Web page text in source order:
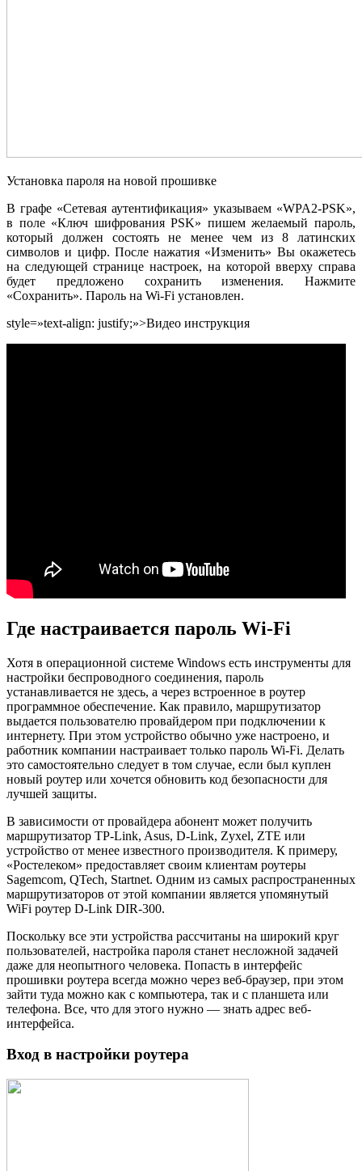
Установка пароля на новой прошивке
В графе «Сетевая аутентификация» указываем «WPA2-PSK»,
в поле «Ключ шифрования PSK» пишем желаемый пароль,
который должен состоять не менее чем из 8 латинских
символов и цифр. После нажатия «Изменить» Вы окажетесь
на следующей странице настроек, на которой вверху справа
будет предложено сохранить изменения. Нажмите
«Сохранить». Пароль на Wi-Fi установлен.
style=»text-align: justify;»>Видео инструкция
Где настраивается пароль Wi-Fi
Хотя в операционной системе Windows есть инструменты для
настройки беспроводного соединения, пароль
устанавливается не здесь, а через встроенное в роутер
программное обеспечение. Как правило, маршрутизатор
выдается пользователю провайдером при подключении к
интернету. При этом устройство обычно уже настроено, и
работник компании настраивает только пароль Wi-Fi. Делать
это самостоятельно следует в том случае, если был куплен
новый роутер или хочется обновить код безопасности для
лучшей защиты.
В зависимости от провайдера абонент может получить
маршрутизатор TP-Link, Asus, D-Link, Zyxel, ZTE или
устройство от менее известного производителя. К примеру,
«Ростелеком» предоставляет своим клиентам роутеры
Sagemcom, QTech, Startnet. Одним из самых распространенных
маршрутизаторов от этой компании является упомянутый
WiFi роутер D-Link DIR-300.
Поскольку все эти устройства рассчитаны на широкий круг
пользователей, настройка пароля станет несложной задачей
даже для неопытного человека. Попасть в интерфейс
прошивки роутера всегда можно через веб-браузер, при этом
зайти туда можно как с компьютера, так и с планшета или
телефона. Все, что для этого нужно — знать адрес веб-
интерфейса.
Вход в настройки роутера